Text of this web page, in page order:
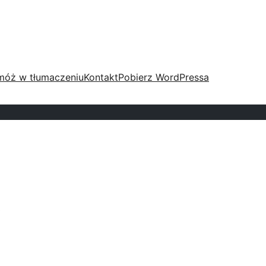
w tłumaczeniuKontaktPobierz WordPressa